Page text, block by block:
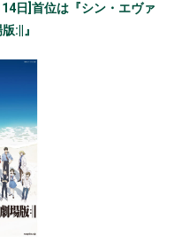
日]首位は『シン・エヴァ
:||』